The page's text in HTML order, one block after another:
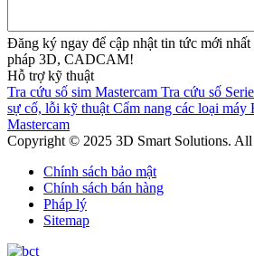
Đăng ký ngay để cập nhật tin tức mới nhất
pháp 3D, CADCAM!
Hỗ trợ kỹ thuật
Tra cứu số sim Mastercam Tra cứu số
sự cố, lỗi kỹ thuật Cẩm nang các loại máy
Mastercam
Copyright © 2025 3D Smart Solutions. All
Chính sách bảo mật
Chính sách bán hàng
Pháp lý
Sitemap